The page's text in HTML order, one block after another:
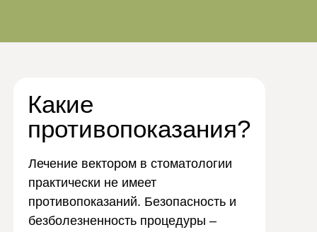
Какие
противопоказания?
Лечение вектором в стоматологии
практически не имеет
противопоказаний. Безопасность и
безболезненность процедуры –